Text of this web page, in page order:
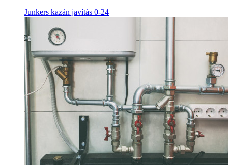
Junkers kazán javítás 0-24